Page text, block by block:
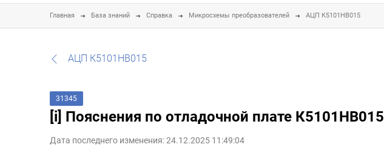
Главная База знаний Справка Микросхемы преобразователей АЦП К5101НВ015
АЦП К5101НВ015
31345
[i] Пояснения по отладочной плате К5101НВ015
Дата последнего изменения: 24.12.2025 11:49:04